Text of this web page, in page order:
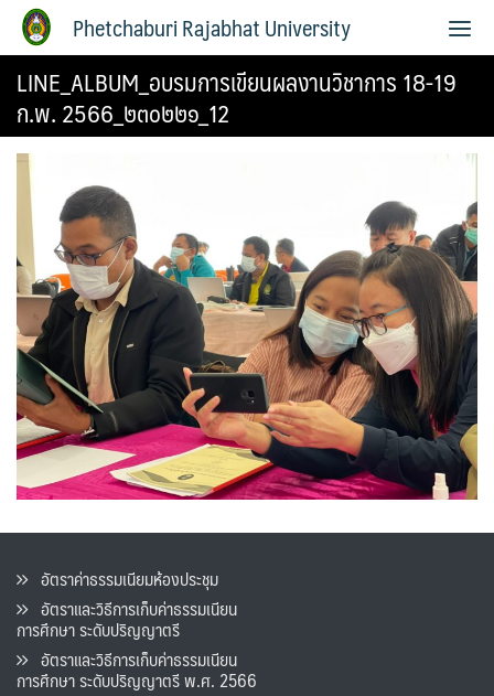
Phetchaburi Rajabhat University
LINE_ALBUM_อบรมการเขียนผลงานวิชาการ 18-19
ก.พ. 2566_๒๓๐๒๒๑_12
อัตราค่าธรรมเนียมห้องประชุม
อัตราและวิธีการเก็บค่าธรรมเนียน
การศึกษา ระดับปริญญาตรี
อัตราและวิธีการเก็บค่าธรรมเนียน
การศึกษา ระดับปริญญาตรี พ.ศ. 2566